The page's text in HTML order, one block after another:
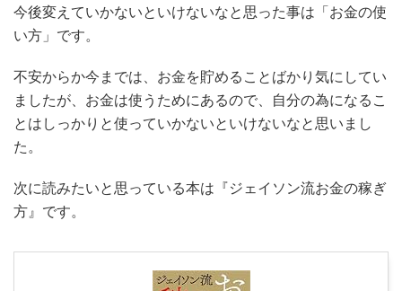
今後変えていかないといけないなと思った事は「お金の使
い方」です。
不安からか今までは、お金を貯めることばかり気にしてい
ましたが、お金は使うためにあるので、自分の為になるこ
とはしっかりと使っていかないといけないなと思いまし
た。
次に読みたいと思っている本は『ジェイソン流お金の稼ぎ
方』です。